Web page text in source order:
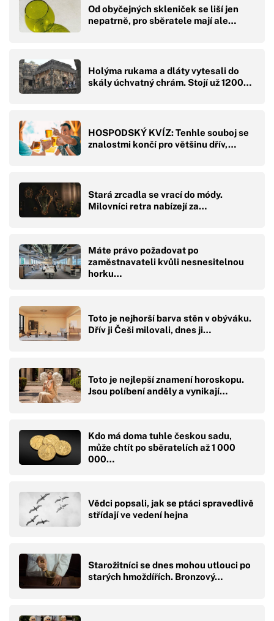
Od obyčejných skleniček se liší jen
nepatrně, pro sběratele mají ale…
Holýma rukama a dláty vytesali do
skály úchvatný chrám. Stojí už 1200…
HOSPODSKÝ KVÍZ: Tenhle souboj se
znalostmi končí pro většinu dřív,…
Stará zrcadla se vrací do módy.
Milovníci retra nabízejí za…
Máte právo požadovat po
zaměstnavateli kvůli nesnesitelnou
horku…
Toto je nejhorší barva stěn v obýváku.
Dřív ji Češi milovali, dnes ji…
Toto je nejlepší znamení horoskopu.
Jsou políbení anděly a vynikají…
Kdo má doma tuhle českou sadu,
může chtít po sběratelích až 1 000
000…
Vědci popsali, jak se ptáci spravedlivě
střídají ve vedení hejna
Starožitníci se dnes mohou utlouci po
starých hmoždířích. Bronzový…